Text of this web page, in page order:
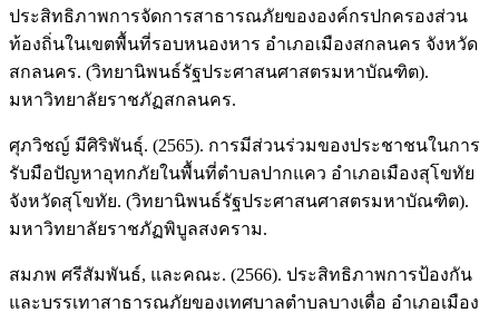
ประสิทธิภาพการจัดการสาธารณภัยขององค์กรปกครองส่วน
ท้องถิ่นในเขตพื้นที่รอบหนองหาร อำเภอเมืองสกลนคร จังหวัด
สกลนคร. (วิทยานิพนธ์รัฐประศาสนศาสตรมหาบัณฑิต).
มหาวิทยาลัยราชภัฏสกลนคร.
ศุภวิชญ์ มีศิริพันธุ์. (2565). การมีส่วนร่วมของประชาชนในการ
รับมือปัญหาอุทกภัยในพื้นที่ตำบลปากแคว อำเภอเมืองสุโขทัย
จังหวัดสุโขทัย. (วิทยานิพนธ์รัฐประศาสนศาสตรมหาบัณฑิต).
มหาวิทยาลัยราชภัฏพิบูลสงคราม.
สมภพ ศรีสัมพันธ์, และคณะ. (2566). ประสิทธิภาพการป้องกัน
และบรรเทาสาธารณภัยของเทศบาลตำบลบางเดื่อ อำเภอเมือง